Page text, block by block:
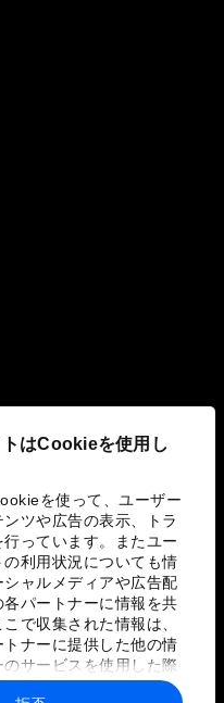
はCookieを使用し
を使って、ユーザー
ツや広告の表示、トラ
っています。またユー
利用状況についても情
ャルメディアや広告配
パートナーに情報を共
で収集された情報は、
ナーに提供した他の情
サービスを使用した際
と組み合わされ、各パー